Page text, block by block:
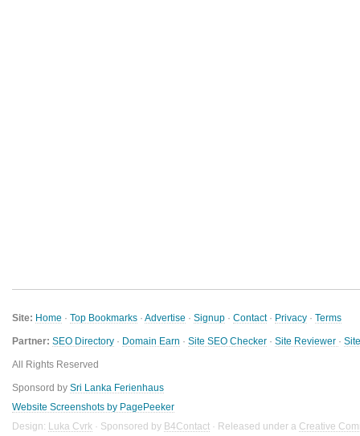
Site: Home · Top Bookmarks · Advertise · Signup · Contact· Privacy · Terms
Partner: SEO Directory · Domain Earn · Site SEO Checker · Site Reviewer ·
All Rights Reserved
Sponsord by Sri Lanka Ferienhaus
Website Screenshots by PagePeeker
Design:
Luka Cvrk · Sponsored by B4Contact · Released under a Creative